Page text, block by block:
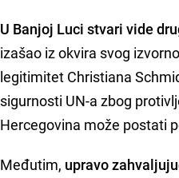
U Banjoj Luci stvari vide
izašao iz okvira svog
legitimitet Christiana
sigurnosti UN-a zbog
Hercegovina može postati
Međutim, upravo